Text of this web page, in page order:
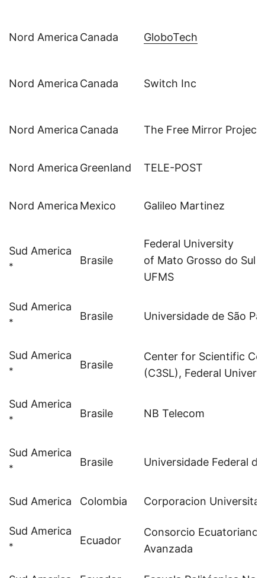
Nord America Canada GloboTech
Nord America Canada Switch Inc
Nord America Canada The Free Mirror Project
Nord America Greenland TELE-POST
Nord America Mexico Galileo Martinez
Sud America
* Brasile
Federal University
of Mato Grosso do Sul
UFMS
Sud America
* Brasile Universidade de São
Sud America
* Brasile
Center for Scientific
(C3SL), Federal
Sud America
* Brasile NB Telecom
Sud America
* Brasile Universidade Federal
Sud America Colombia Corporacion
Sud America
* Ecuador
Consorcio Ecuatoriano
Avanzada